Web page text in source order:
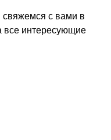
свяжемся с вами в
все интересующие